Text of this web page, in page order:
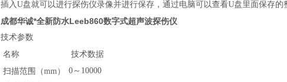
插入U盘就可以进行探伤仪录像并进行保存，通过电脑可以查看U盘里面保存的
成都华诚*全新防水Leeb860数字式超声波探伤仪
技术参数
名称
技术数据
扫描范围（mm）
0 ～10000